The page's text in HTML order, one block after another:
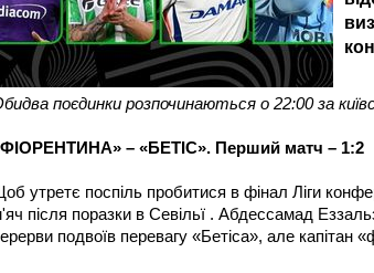
поєдинки розпочинаються о 22:00 за
– «БЕТІС». Перший матч – 1:2
утретє поспіль пробитися в фінал Ліги
після поразки в Севільї . Абдессамад
подвоїв перевагу «Бетіса», але капітан